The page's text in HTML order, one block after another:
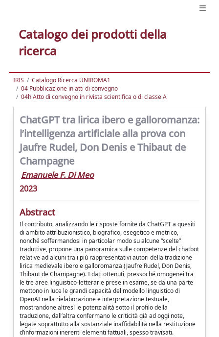
Catalogo dei prodotti della
ricerca
IRIS
Catalogo Ricerca UNIROMA1
04 Pubblicazione in atti di convegno
04h Atto di convegno in rivista scientifica o di classe A
ChatGPT tra lirica ibero e galloromanza:
l’intelligenza artificiale alla prova con
Jaufre Rudel, Don Denis e Thibaut de
Champagne
Emanuele F. Di Meo
2023
Abstract
Il contributo, analizzando le risposte fornite da ChatGPT a quesiti
di ambito attribuzionistico, biografico, esegetico e metrico,
nonché soffermandosi in particolar modo su alcune “scelte”
traduttive, propone una panoramica sulle competenze del chatbot
relative ad alcuni tra i più rappresentativi autori della tradizione
lirica medievale ibero e galloromanza (Jaufre Rudel, Don Denis,
Thibaut de Champagne). I dati ottenuti, pressoché omogenei tra
le tre aree linguistico-letterarie prese in esame, se da una parte
mettono in luce le grandi capacità del modello linguistico di
OpenAI nella rielaborazione e interpretazione testuale,
mostrandone altresì le potenzialità sotto il profilo della
traduzione, dall’altra confermano le criticità già ad oggi note,
legate soprattutto alla sostanziale inaffidabilità nella restituzione
d’informazioni inerenti elementi fattuali, spesso travisati.